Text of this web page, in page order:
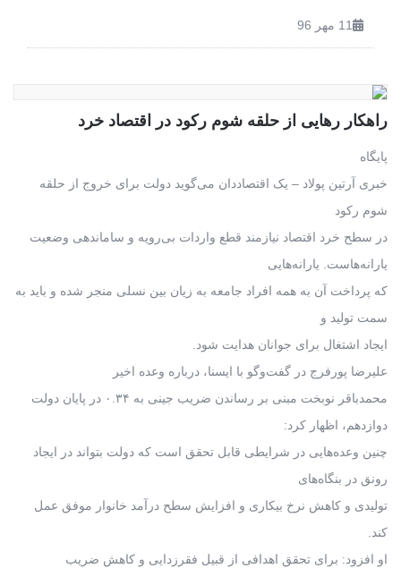
11 مهر 96
راهکار رهایی از حلقه شوم رکود در اقتصاد خرد
پایگاه
خبری آرتین پولاد – یک اقتصاددان می‌گوید دولت برای خروج از حلقه
شوم رکود
در سطح خرد اقتصاد نیازمند قطع واردات بی‌رویه و ساماندهی وضعیت
یارانه‌هاست. یارانه‌هایی
که پرداخت آن به همه افراد جامعه به زیان بین نسلی منجر شده و باید به
سمت تولید و
ایجاد اشتغال برای جوانان هدایت شود.
علیرضا پورفرج در گفت‌وگو با ایسنا، درباره وعده اخیر
محمدباقر نوبخت مبنی بر رساندن ضریب جینی به ۰.۳۴ در پایان دولت
دوازدهم، اظهار کرد:
چنین وعده‌هایی در شرایطی قابل تحقق است که دولت بتواند در ایجاد
رونق در بنگاه‌های
تولیدی و کاهش نرخ بیکاری و افزایش سطح درآمد خانوار موفق عمل
کند.
او افزود: برای تحقق اهدافی از قبیل فقرزدایی و کاهش ضریب